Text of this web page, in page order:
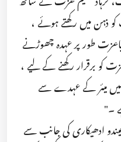
ذہن میں رکھتے ہوئے ،
طور پر عہدہ چھوڑنے
کو برقرار رکھنے کے لیے ،
میئر کے عہدے سے
۔"
ادھیکاری کی جانب سے